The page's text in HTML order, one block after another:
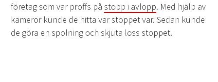
företag som var proffs påstopp i avlopp. Med hjälp av
kameror kunde de hitta var stoppet var. Sedan kunde
de göra en spolning och skjuta loss stoppet.